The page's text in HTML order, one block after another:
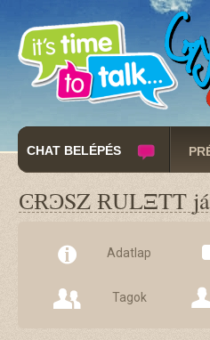
CHAT BELÉPÉS
ϾɌϿSZ ɌULΞTT
Adatlap
Tagok